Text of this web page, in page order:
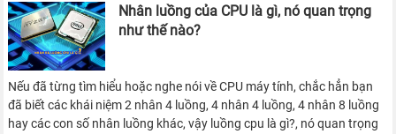
Nhân luồng của CPU là gì, nó quan trọng
như thế nào?
Nếu đã từng tìm hiểu hoặc nghe nói về CPU máy tính, chắc hẳn bạn
đã biết các khái niệm 2 nhân 4 luồng, 4 nhân 4 luồng, 4 nhân 8 luồng
hay các con số nhân luồng khác, vậy luồng cpu là gì?, nó quan trọng